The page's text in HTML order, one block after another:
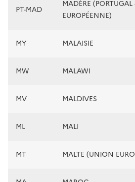
PT-MAD
MADÈRE
EUROPÉENNE)
MY MALAISIE
MW MALAWI
MV MALDIVES
ML MALI
MT MALTE (UNION